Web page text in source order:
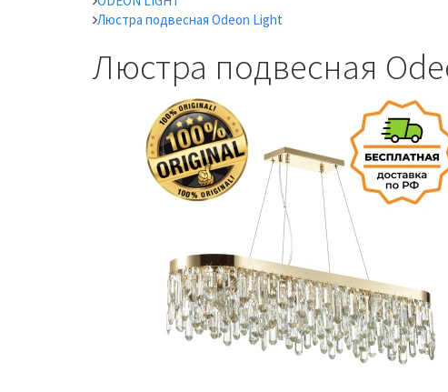
Люстра подвесная Odeon Light
Люстра подвесная